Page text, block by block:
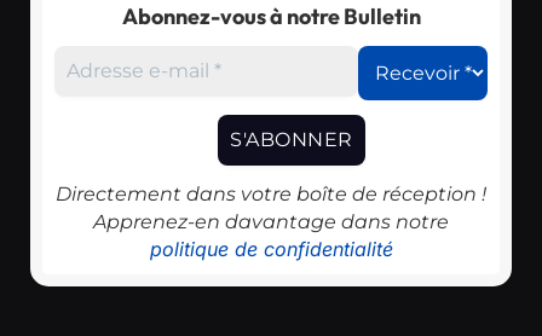
Abonnez-vous à notre Bulletin
Directement dans votre boîte de réception !
Apprenez-en davantage dans notre
politique de confidentialité